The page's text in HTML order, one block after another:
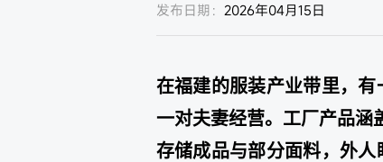
发布日期： 2026年04月15日
在福建的服装产业带里，
一对夫妻经营。工厂产品涵
存储成品与部分面料，外